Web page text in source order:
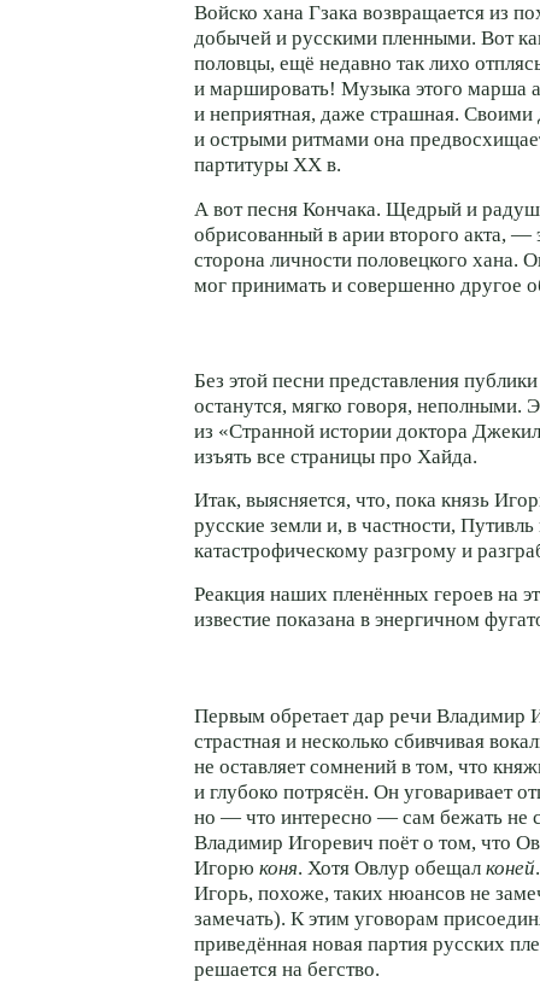
Войско хана Гзака возвращается из
добычей и русскими пленными. Вот
половцы, ещё недавно так лихо
и маршировать! Музыка этого марша
и неприятная, даже страшная. Своими
и острыми ритмами она
партитуры XX в.
А вот песня Кончака. Щедрый и
обрисованный в арии второго акта, —
сторона личности половецкого хана.
мог принимать и совершенно другое
Без этой песни представления
останутся, мягко говоря, неполными.
из «Странной истории доктора
изъять все страницы про Хайда.
Итак, выясняется, что, пока князь
русские земли и, в частности, Путивль
катастрофическому разгрому и
Реакция наших пленённых героев на
известие показана в энергичном
Первым обретает дар речи Владимир
страстная и несколько сбивчивая
не оставляет сомнений в том, что
и глубоко потрясён. Он уговаривает
но — что интересно — сам бежать не
Владимир Игоревич поёт о том, что
Игорю коня. Хотя Овлур обещал коней
Игорь, похоже, таких нюансов не
замечать). К этим уговорам
приведённая новая партия русских
решается на бегство.